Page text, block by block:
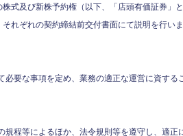
及び新株予約権（以下、「店頭有価証券」
れぞれの契約締結前交付書面にて説明を行いま
して必要な事項を定め、業務の適正な
程等によるほか、法令規則等を遵守し、適